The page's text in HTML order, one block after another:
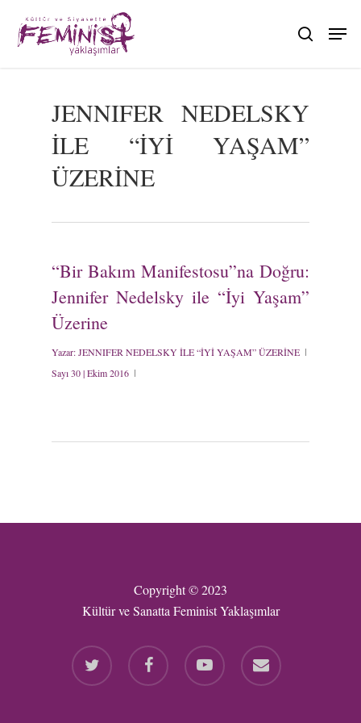
main
search
JENNIFER NEDELSKY
İLE “İYİ YAŞAM”
ÜZERİNE
“Bir Bakım Manifestosu”na Doğru:
Jennifer Nedelsky ile “İyi Yaşam”
Üzerine
Yazar:JENNIFER NEDELSKY İLE “İYİ YAŞAM” ÜZERİNE
Sayı 30 | Ekim 2016
Copyright © 2023
Kültür ve Sanatta Feminist Yaklaşımlar
twitter facebook youtube email